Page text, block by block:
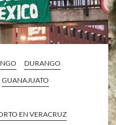
DURANGO
GUANAJUATO
EN VERACRUZ